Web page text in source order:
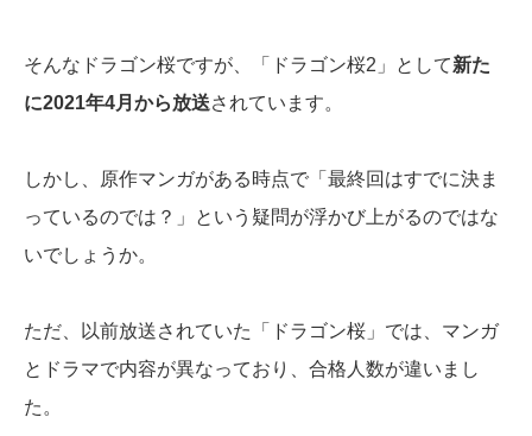
そんなドラゴン桜ですが、「ドラゴン桜2」として新た
に2021年4月から放送されています。
しかし、原作マンガがある時点で「最終回はすでに決ま
っているのでは？」という疑問が浮かび上がるのではな
いでしょうか。
ただ、以前放送されていた「ドラゴン桜」では、マンガ
とドラマで内容が異なっており、合格人数が違いまし
た。